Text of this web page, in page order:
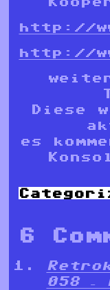
http://
http://
Diese
es
6
058 –